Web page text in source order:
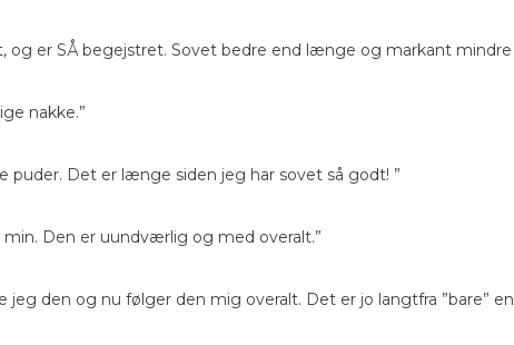
og er SÅ begejstret. Sovet bedre end længe og markant
nakke.”
puder. Det er længe siden jeg har sovet så godt! ”
Den er uundværlig og med overalt.”
jeg den og nu følger den mig overalt. Det er jo langtfra ”bare”